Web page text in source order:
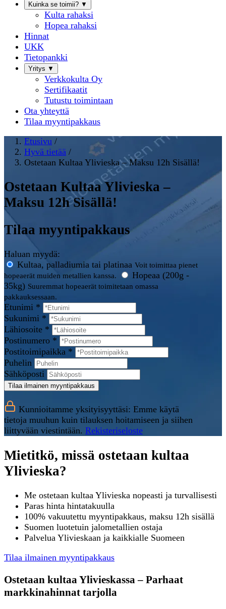
Kuinka se toimii? ▼
Kulta rahaksi
Hopea rahaksi
Hinnat
UKK
Tietopankki
Yritys ▼
Verkkokulta Oy
Sertifikaatit
Tutustu toimintaan
Ota yhteyttä
Tilaa myyntipakkaus
Etusivu /
Hyvä tietää /
Ostetaan Kultaa Ylivieska – Maksu 12h Sisällä!
Ostetaan Kultaa Ylivieska –
Maksu 12h Sisällä!
Tilaa myyntipakkaus
Haluan myydä:
Kultaa, palladiumia tai platinaa Voit toimittaa pienet
hopeaerät muiden metallien kanssa.
Hopeaa (200g -
35kg) Suuremmat hopeaerät toimitetaan omassa
pakkauksessaan.
Etunimi *
Sukunimi *
Lähiosoite *
Postinumero *
Postitoimipaikka *
Puhelin
Sähköposti
Tilaa ilmainen myyntipakkaus
Kunnioitamme yksityisyyttäsi: Emme käytä
tietoja muuhun kuin tilauksen hoitamiseen ja siihen
liittyvään viestintään. Rekisteriseloste
Mietitkö, missä ostetaan kultaa
Ylivieska?
Me ostetaan kultaa Ylivieska nopeasti ja turvallisesti
Paras hinta hintatakuulla
100% vakuutettu myyntipakkaus, maksu 12h sisällä
Suomen luotetuin jalometallien ostaja
Palvelua Ylivieskaan ja kaikkialle Suomeen
Tilaa ilmainen myyntipakkaus
Ostetaan kultaa Ylivieskassa – Parhaat
markkinahinnat tarjolla